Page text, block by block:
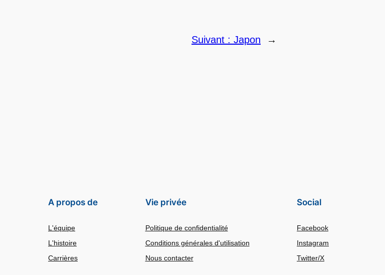
Suivant : Japon →
A propos de
L'équipe
L'histoire
Carrières
Vie privée
Politique de confidentialité
Conditions générales d'utilisation
Nous contacter
Social
Facebook
Instagram
Twitter/X